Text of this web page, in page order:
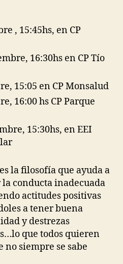
, 15:45hs, en CP
16:30hs en CP Tío
15:05 en CP Monsalud
16:00 hs CP Parque
15:30hs, en EEI
la filosofía que ayuda a
conducta inadecuada
actitudes positivas
a tener buena
y destrezas
que todos quieren
no siempre se sabe